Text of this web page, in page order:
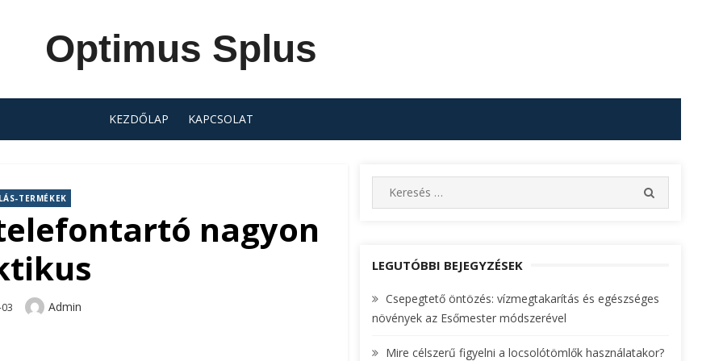
Optimus Splus
KEZDŐLAP KAPCSOLAT
TERMÉKEK
nagyon
Author
Admin
e
c
f
o
E
LEGUTÓBBI BEJEGYZÉSEK
Csepegtető öntözés: vízmegtakarítás és egészséges
növények az Esőmester módszerével
Mire célszerű figyelni a locsolótömlők használatakor?